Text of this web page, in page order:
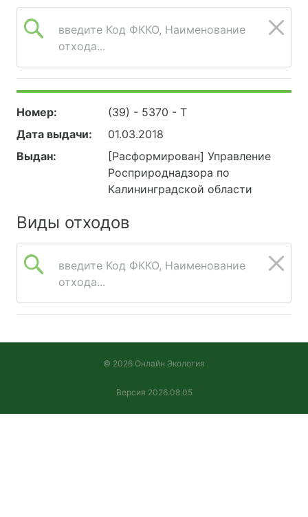
введите Код ФККО, Наименование
отхода...
Номер:
(39) - 5370 - Т
Дата выдачи:
01.03.2018
Выдан:
[Расформирован] Управление
Росприроднадзора по
Калининградской области
Виды отходов
введите Код ФККО, Наименование
отхода...
© 2026 Онлайн Экология
Версия 2026.08.05